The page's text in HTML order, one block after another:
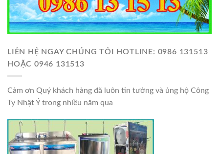
LIÊN HỆ NGAY CHÚNG TÔI HOTLINE: 0986 131513
HOẶC 0946 131513
Cảm ơn Quý khách hàng đã luôn tin tưởng và ủng hộ Công
Ty Nhật Ý trong nhiều năm qua